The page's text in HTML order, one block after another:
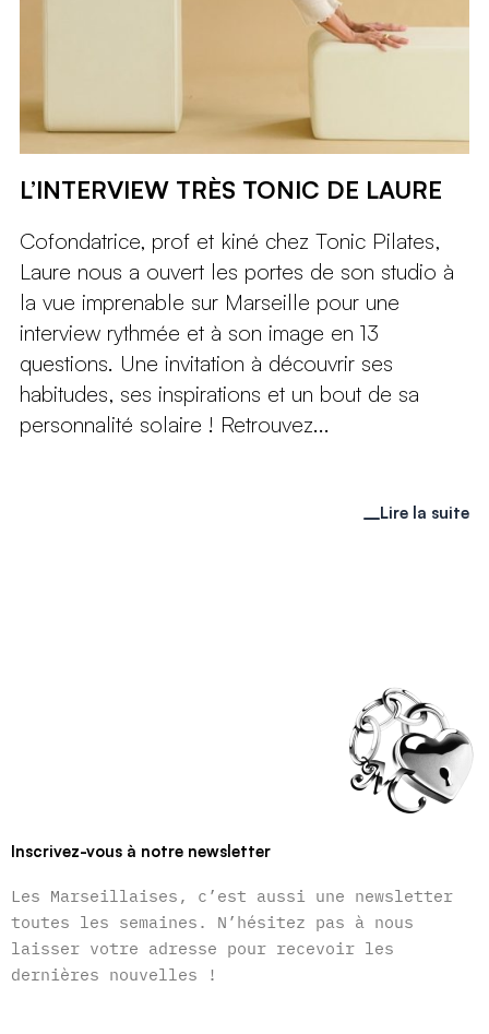
L’INTERVIEW TRÈS TONIC DE LAURE
Cofondatrice, prof et kiné chez Tonic Pilates,
Laure nous a ouvert les portes de son studio à
la vue imprenable sur Marseille pour une
interview rythmée et à son image en 13
questions. Une invitation à découvrir ses
habitudes, ses inspirations et un bout de sa
personnalité solaire ! Retrouvez...
Lire la suite
Inscrivez-vous à notre newsletter
Les Marseillaises, c’est aussi une newsletter
toutes les semaines. N’hésitez pas à nous
laisser votre adresse pour recevoir les
dernières nouvelles !